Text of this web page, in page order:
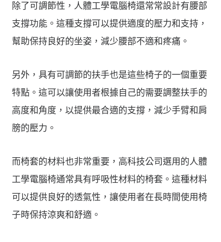
除了可調節性，人體工學電腦椅還常常設計有腰部
支撐功能。這種支撐可以提供適度的壓力和支持，
幫助保持良好的坐姿，減少腰部不適和疼痛。
另外，具有可調節的扶手也是這些椅子的一個重要
特點。這可以讓使用者根據自己的需要調整扶手的
高度和角度，以提供最合適的支撐，減少手臂和肩
膀的壓力。
而椅套的材料也非常重要，高科技公司選用的人體
工學電腦椅通常具有呼吸性材料的椅套。這種材料
可以提供良好的透氣性，讓使用者在長時間使用椅
子時保持涼爽和舒適。